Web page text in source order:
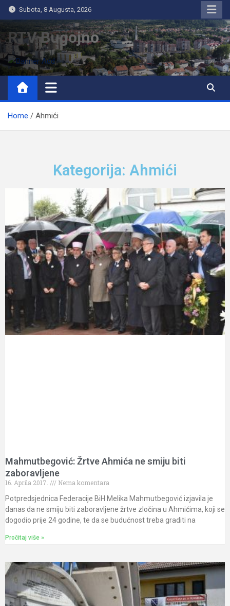
Subota, 8 Augusta, 2026
RTV Bugojno
Home Ahmići
Kategorija: Ahmići
Mahmutbegović: Žrtve Ahmića ne smiju biti
zaboravljene
16. Aprila 2017.
Nema komentara
Potpredsjednica Federacije BiH Melika Mahmutbegović izjavila je
danas da ne smiju biti zaboravljene žrtve zločina u Ahmićima, koji se
dogodio prije 24 godine, te da se budućnost treba graditi na
Pročitaj više »